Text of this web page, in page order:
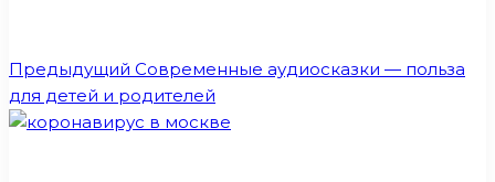
Предыдущий Современные аудиосказки — польза
для детей и родителей